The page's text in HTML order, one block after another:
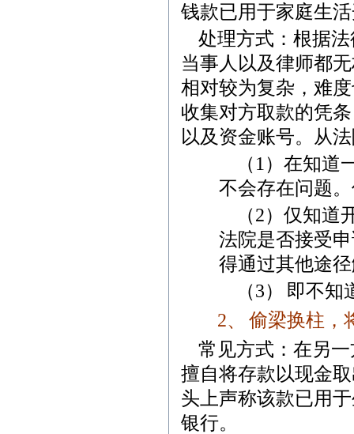
钱款已用于家庭生
处理方式：根据
当事人以及律师都
相对较为复杂，难
收集对方取款的凭
以及资金账号。从
（1 ）在知道
不会存在问题
（2）仅知道
法院是否接受
得通过其他途
（3）
即不知
2、
偷梁换柱，
常见方式：在另
擅自将存款以现金
头上声称该款已用
银行。